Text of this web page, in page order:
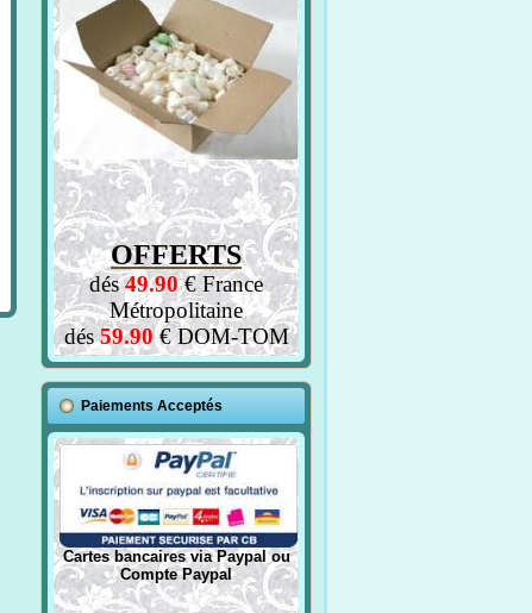
OFFERTS
dés49.90€ France
Métropolitaine
dés59.90€ DOM-TOM
Paiements Acceptés
Cartes bancaires via Paypal ou
Compte Paypal